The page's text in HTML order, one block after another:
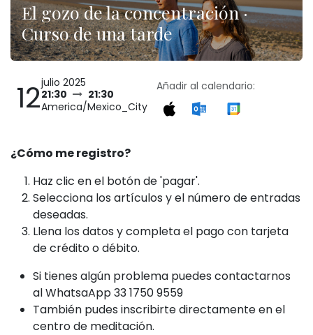
El gozo de la concentración ·
Curso de una tarde
12julio 2025
21:30
21:30
America/Mexico_City
Añadir al calendario:
¿Cómo me registro?
Haz clic en el botón de 'pagar'.
Selecciona los artículos y el número de entradas
deseadas.
Llena los datos y completa el pago con tarjeta
de crédito o débito.
Si tienes algún problema puedes contactarnos
al WhatsaApp 33 1750 9559
También pudes inscribirte directamente en el
centro de meditación.